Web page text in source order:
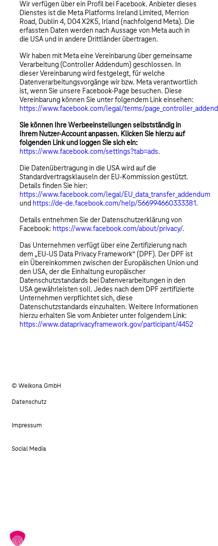
Wir verfügen über ein Profil bei Facebook. Anbieter dieses
Dienstes ist die Meta Platforms Ireland Limited, Merrion
Road, Dublin 4, D04 X2K5, Irland (nachfolgend Meta). Die
erfassten Daten werden nach Aussage von Meta auch in
die USA und in andere Drittländer übertragen.
Wir haben mit Meta eine Vereinbarung über gemeinsame
Verarbeitung (Controller Addendum) geschlossen. In
dieser Vereinbarung wird festgelegt, für welche
Datenverarbeitungsvorgänge wir bzw. Meta verantwortlich
ist, wenn Sie unsere Facebook-Page besuchen. Diese
Vereinbarung können Sie unter folgendem Link einsehen:
https://www.facebook.com/legal/terms/
Sie können Ihre Werbeeinstellungen selbstständig in
Ihrem Nutzer-Account anpassen. Klicken Sie hierzu auf
folgenden Link und loggen Sie sich ein:
https://www.facebook.com/settings?tab=ads.
Die Datenübertragung in die USA wird auf die
Standardvertragsklauseln der EU-Kommission gestützt.
Details finden Sie hier:
https://www.facebook.com/legal/EU_data_transfer_addendum
und https://de-de.facebook.com/help/566994660333381.
Details entnehmen Sie der Datenschutzerklärung von
Facebook: https://www.facebook.com/about/privacy/.
Das Unternehmen verfügt über eine Zertifizierung nach
dem „EU-US Data Privacy Framework“ (DPF). Der DPF ist
ein Übereinkommen zwischen der Europäischen Union und
den USA, der die Einhaltung europäischer
Datenschutzstandards bei Datenverarbeitungen in den
USA gewährleisten soll. Jedes nach dem DPF zertifizierte
Unternehmen verpflichtet sich, diese
Datenschutzstandards einzuhalten. Weitere Informationen
hierzu erhalten Sie vom Anbieter unter folgendem Link:
https://www.dataprivacyframework.gov/participant/4452
© Welkona GmbH
Datenschutz
Impressum
Social Media